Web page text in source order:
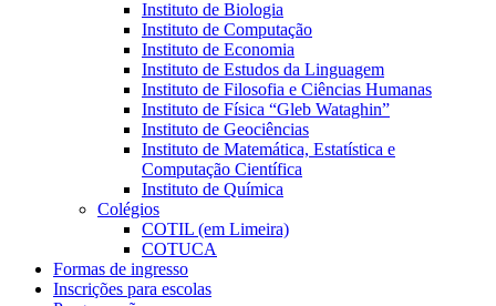
Instituto de Biologia
Instituto de Computação
Instituto de Economia
Instituto de Estudos da Linguagem
Instituto de Filosofia e Ciências Humanas
Instituto de Física “Gleb Wataghin”
Instituto de Geociências
Instituto de Matemática, Estatística e
Computação Científica
Instituto de Química
Colégios
COTIL (em Limeira)
COTUCA
Formas de ingresso
Inscrições para escolas